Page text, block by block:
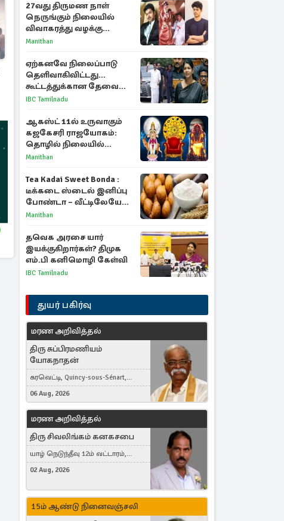
27வது திருமண நாள்
நெருங்கும் நிலையில்
விவாகரத்து வழக்கு
வாபஸ்! விஜய்யுடன்
Manithan
ஏற்கனவே நிலைப்பாடு
தெளிவாகிவிட்டது...
கூட்டத்துக்கான தேவை
என்ன? - கனிமொழி
IBC Tamilnadu
ஆகஸ்ட் 11ல் உருவாகும்
கஜகேசரி ராஜயோகம்:
தொழில் நிலையில்
அதிர்ஷ்டம் பெறும் 3
Manithan
Tea Kadai Sweet Bonda :
டீக்கடை ஸ்டைல் இனிப்பு
போண்டா – வீட்டிலேயே
செய்வது எப்படி?
Manithan
தவெக அரசை யார்
இயக்குகிறார்கள்? திமுக
எம்.பி கனிமொழி கேள்வி
IBC Tamilnadu
துயர் பகிர்வு
மரண அறிவித்தல்
திரு சுப்பிரமணியம்
யோகநாதன்
கரவெட்டி, Quincy-sous-Sénart,
France
06 Aug, 2026
மரண அறிவித்தல்
திரு சிவலிங்கம் கனகசபை
யாழ் நெடுந்தீவு 12ம் வட்டாரம்,
Jaffna, நயினாதீவு, London, United
02 Aug, 2026
15ம் ஆண்டு நினைவஞ்சலி